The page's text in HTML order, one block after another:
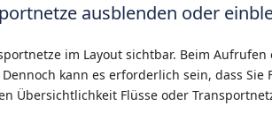
ausblenden oder
im Layout sichtbar. Beim
kann es erforderlich sein, dass
Übersichtlichkeit Flüsse oder